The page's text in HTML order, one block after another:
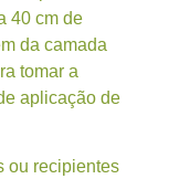
40 cm de
da camada
tomar a
aplicação de
ou recipientes